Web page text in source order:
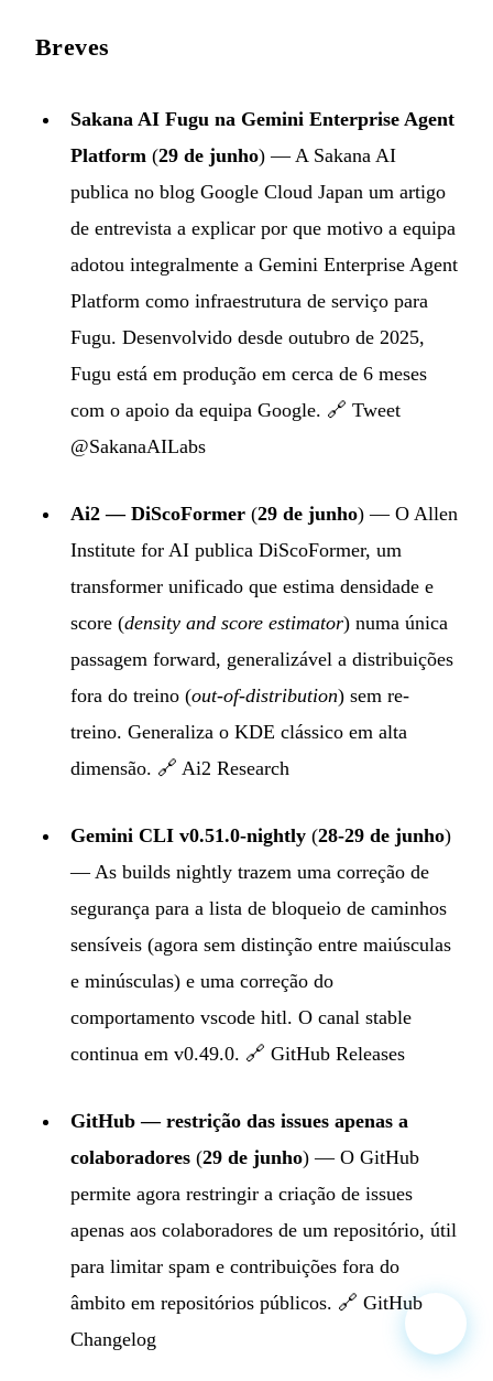
Breves
Sakana AI Fugu na Gemini Enterprise Agent
Platform (29 de junho) — A Sakana AI
publica no blog Google Cloud Japan um artigo
de entrevista a explicar por que motivo a equipa
adotou integralmente a Gemini Enterprise Agent
Platform como infraestrutura de serviço para
Fugu. Desenvolvido desde outubro de 2025,
Fugu está em produção em cerca de 6 meses
com o apoio da equipa Google. 🔗 Tweet
@SakanaAILabs
Ai2 — DiScoFormer (29 de junho) — O Allen
Institute for AI publica DiScoFormer, um
transformer unificado que estima densidade e
score (density and score estimator) numa única
passagem forward, generalizável a distribuições
fora do treino (out-of-distribution) sem re-
treino. Generaliza o KDE clássico em alta
dimensão. 🔗 Ai2 Research
Gemini CLI v0.51.0-nightly (28-29 de junho)
— As builds nightly trazem uma correção de
segurança para a lista de bloqueio de caminhos
sensíveis (agora sem distinção entre maiúsculas
e minúsculas) e uma correção do
comportamento vscode hitl. O canal stable
continua em v0.49.0. 🔗 GitHub Releases
GitHub — restrição das issues apenas a
colaboradores (29 de junho) — O GitHub
permite agora restringir a criação de issues
apenas aos colaboradores de um repositório, útil
para limitar spam e contribuições fora do
âmbito em repositórios públicos. 🔗 GitHub
Changelog